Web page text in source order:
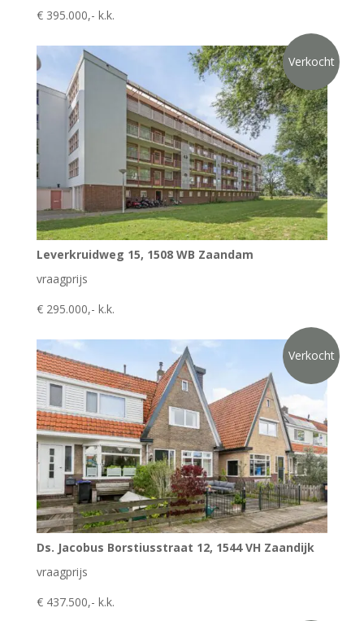
€ 395.000,- k.k.
Verkocht
Leverkruidweg 15, 1508 WB Zaandam
vraagprijs
€ 295.000,- k.k.
Verkocht
Ds. Jacobus Borstiusstraat 12, 1544 VH Zaandijk
vraagprijs
€ 437.500,- k.k.